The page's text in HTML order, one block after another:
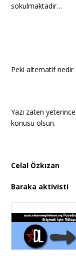
sokulmaktadır…
Peki alternatif nedir
Yazı zaten
konusu olsun.
Celal Özkızan
Baraka aktivisti